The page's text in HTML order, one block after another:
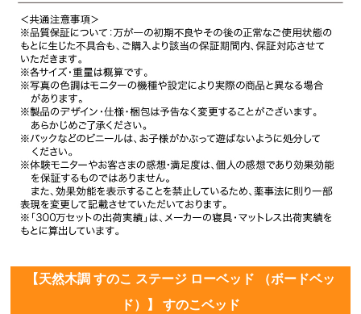
【天然木調 すのこ ステージ ローベッド （ボードベッ
ド）】 すのこベッド